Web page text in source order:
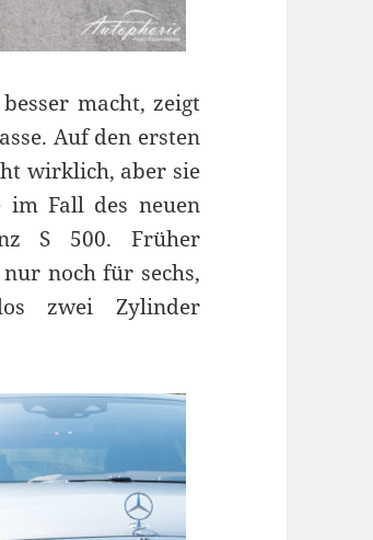
macht, zeigt
Auf den ersten
wirklich, aber sie
Fall des neuen
S 500. Früher
noch für sechs,
zwei Zylinder